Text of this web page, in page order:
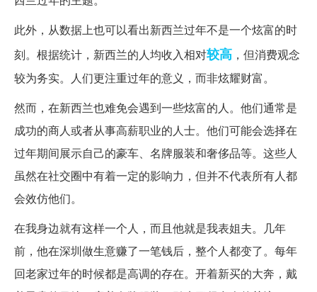
此外，从数据上也可以看出新西兰过年不是一个炫富的时
刻。根据统计，新西兰的人均收入相对较高 ，但消费观念
较为务实。人们更注重过年的意义，而非炫耀财富。
然而，在新西兰也难免会遇到一些炫富的人。他们通常是
成功的商人或者从事高薪职业的人士。他们可能会选择在
过年期间展示自己的豪车、名牌服装和奢侈品等。这些人
虽然在社交圈中有着一定的影响力，但并不代表所有人都
会效仿他们。
在我身边就有这样一个人，而且他就是我表姐夫。几年
前，他在深圳做生意赚了一笔钱后，整个人都变了。每年
回老家过年的时候都是高调的存在。开着新买的大奔，戴